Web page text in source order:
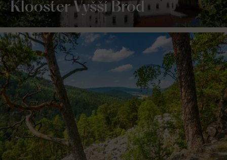
Klooster Vyšší Brod